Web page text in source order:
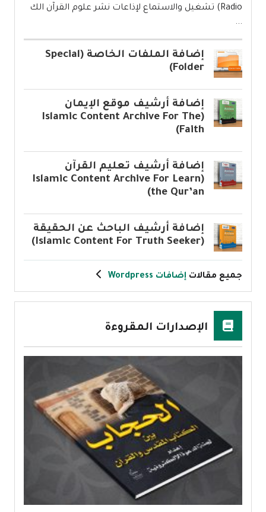
Radio) تشغيل والاستماع لإذاعات نشر علوم القرآن الك
...
إضافة الملفات الخاصة (Special
Folder)
إضافة أرشيف موقع الإيمان
(Islamic Content Archive For The
Faith)
إضافة أرشيف تعليم القرآن
(Islamic Content Archive For Learn
the Qur’an)
إضافة أرشيف الباحث عن الحقيقة
(Islamic Content For Truth Seeker)
جميع مقالات إضافات Wordpress
الإصدارات المقروءة